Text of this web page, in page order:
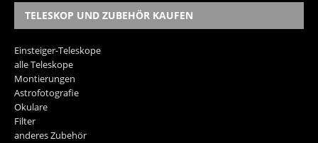
TELESKOP UND ZUBEHÖR KAUFEN
Einsteiger-Teleskope
alle Teleskope
Montierungen
Astrofotografie
Okulare
Filter
anderes Zubehör